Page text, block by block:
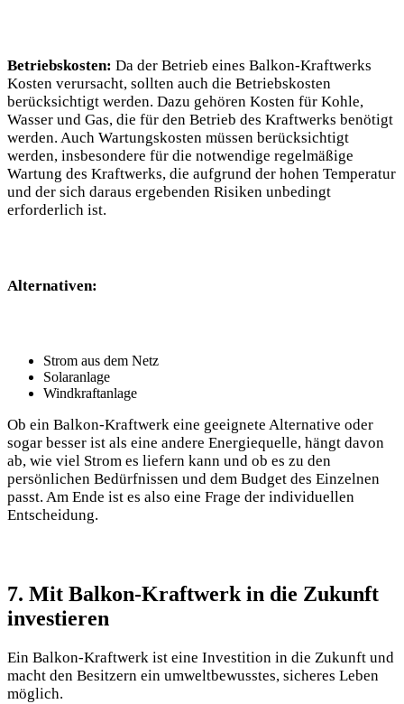
Betriebskosten: Da der Betrieb eines Balkon-Kraftwerks
Kosten verursacht, sollten auch die Betriebskosten
berücksichtigt werden. Dazu gehören Kosten für Kohle,
Wasser und Gas, die für den Betrieb des Kraftwerks benötigt
werden. Auch Wartungskosten müssen berücksichtigt
werden, insbesondere für die notwendige regelmäßige
Wartung des Kraftwerks, die aufgrund der hohen Temperatur
und der sich daraus ergebenden Risiken unbedingt
erforderlich ist.
Alternativen:
Strom aus dem Netz
Solaranlage
Windkraftanlage
Ob ein Balkon-Kraftwerk eine geeignete Alternative oder
sogar besser ist als eine andere Energiequelle, hängt davon
ab, wie viel Strom es liefern kann und ob es zu den
persönlichen Bedürfnissen und dem Budget des Einzelnen
passt. Am Ende ist es also eine Frage der individuellen
Entscheidung.
7. Mit Balkon-Kraftwerk in die Zukunft
investieren
Ein Balkon-Kraftwerk ist eine Investition in die Zukunft und
macht den Besitzern ein umweltbewusstes, sicheres Leben
möglich.